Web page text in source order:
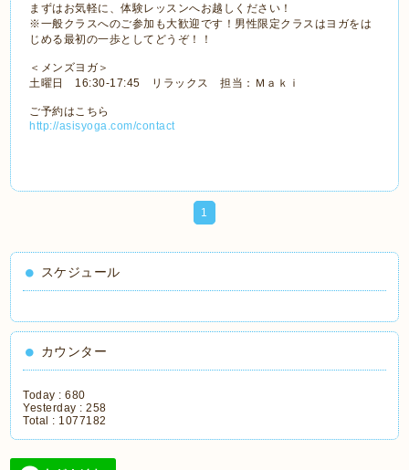
まずはお気軽に、体験レッスンへお越しください！
※一般クラスへのご参加も大歓迎です！男性限定クラスはヨガをは
じめる最初の一歩としてどうぞ！！
＜メンズヨガ＞
土曜日 16:30-17:45 リラックス 担当：Ｍａｋｉ
ご予約はこちら
http://asisyoga.com/contact
1
スケジュール
カウンター
Today :680
Yesterday :258
Total : 1077182